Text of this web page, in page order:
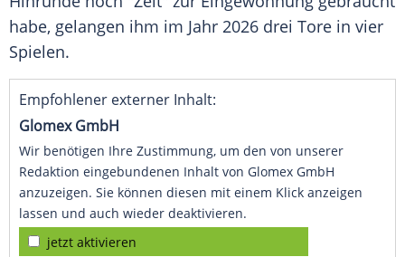
habe, gelangen ihm im Jahr 2026 drei Tore in vier
Spielen.
Empfohlener externer Inhalt:
Glomex GmbH
Wir benötigen Ihre Zustimmung, um den von unserer
Redaktion eingebundenen Inhalt von Glomex GmbH
anzuzeigen. Sie können diesen mit einem Klick anzeigen
lassen und auch wieder deaktivieren.
jetzt aktivieren